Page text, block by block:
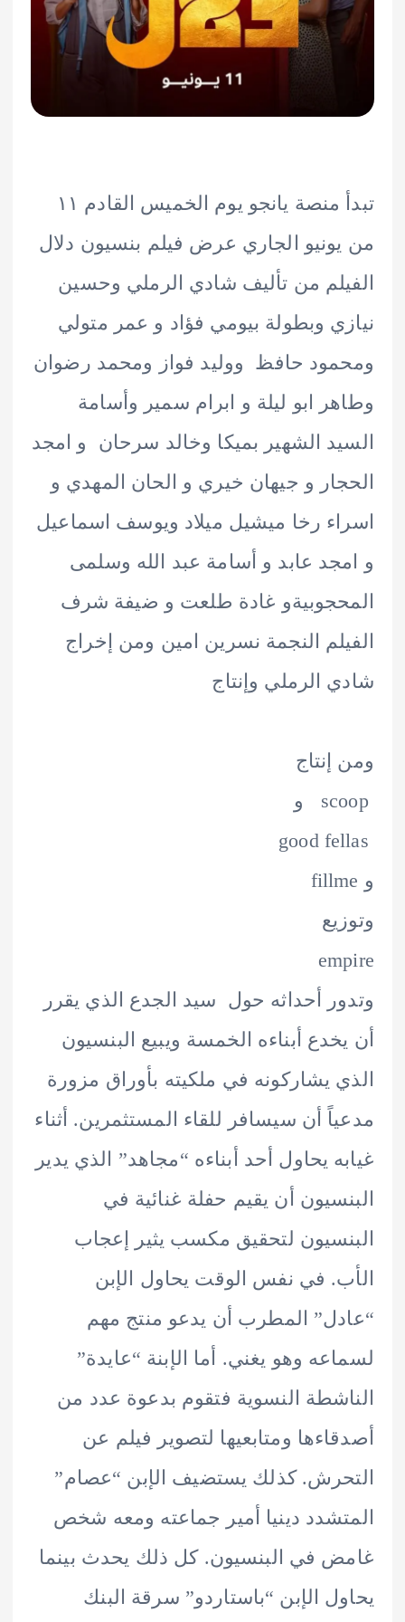
تبدأ منصة يانجو يوم الخميس القادم ١١
الجاري عرض فيلم بنسيون دلال
من تأليف شادي الرملي وحسين
وبطولة بيومي فؤاد و عمر متولي
حافظ ووليد فواز ومحمد رضوان
ابو ليلة و ابرام سمير وأسامة
الشهير بميكا وخالد سرحان و امجد
و جيهان خيري و الحان المهدي و
رخا ميشيل ميلاد ويوسف اسماعيل
عابد و أسامة عبد الله وسلمى
غادة طلعت و ضيفة شرف
النجمة نسرين امين ومن إخراج
الرملي وإنتاج
أحداثه حول سيد الجدع الذي يقرر
أبناءه الخمسة ويبيع البنسيون
يشاركونه في ملكيته بأوراق مزورة
أن سيسافر للقاء المستثمرين. أثناء
يحاول أحد أبناءه “مجاهد” الذي يدير
أن يقيم حفلة غنائية في
لتحقيق مكسب يثير إعجاب
في نفس الوقت يحاول الإبن
المطرب أن يدعو منتج مهم
وهو يغني. أما الإبنة “عايدة”
النسوية فتقوم بدعوة عدد من
ومتابعيها لتصوير فيلم عن
كذلك يستضيف الإبن “عصام”
دينيا أمير جماعته ومعه شخص
في البنسيون. كل ذلك يحدث بينما
الإبن “باستاردو” سرقة البنك